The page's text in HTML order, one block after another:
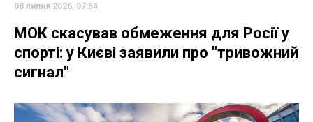
08 липня 2026, 07:54
МОК скасував обмеження для Росії у
спорті: у Києві заявили про "тривожний
сигнал"